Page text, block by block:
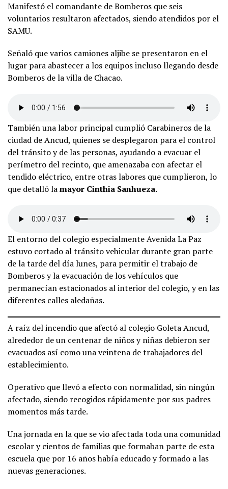
Manifestó el comandante de Bomberos que seis
voluntarios resultaron afectados, siendo atendidos por el
SAMU.
Señaló que varios camiones aljibe se presentaron en el
lugar para abastecer a los equipos incluso llegando desde
Bomberos de la villa de Chacao.
También una labor principal cumplió Carabineros de la
ciudad de Ancud, quienes se desplegaron para el control
del tránsito y de las personas, ayudando a evacuar el
perímetro del recinto, que amenazaba con afectar el
tendido eléctrico, entre otras labores que cumplieron, lo
que detalló lamayor Cinthia Sanhueza.
El entorno del colegio especialmente Avenida La Paz
estuvo cortado al tránsito vehicular durante gran parte
de la tarde del día lunes, para permitir el trabajo de
Bomberos y la evacuación de los vehículos que
permanecían estacionados al interior del colegio, y en las
diferentes calles aledañas.
A raíz del incendio que afectó al colegio Goleta Ancud,
alrededor de un centenar de niños y niñas debieron ser
evacuados así como una veintena de trabajadores del
establecimiento.
Operativo que llevó a efecto con normalidad, sin ningún
afectado, siendo recogidos rápidamente por sus padres
momentos más tarde.
Una jornada en la que se vio afectada toda una comunidad
escolar y cientos de familias que formaban parte de esta
escuela que por 16 años había educado y formado a las
nuevas generaciones.